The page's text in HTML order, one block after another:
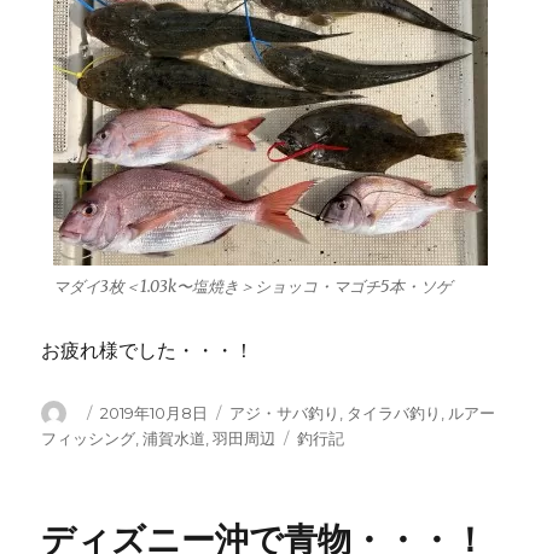
マダイ3枚＜1.03k〜塩焼き＞ショッコ・マゴチ5本・ソゲ
お疲れ様でした・・・！
投
稿
投
稿
2019年10月8日
カ
テ
アジ・サバ釣り , タイラバ釣り , ルアー
フィッシング,浦賀水道,羽田周辺
タ
釣行記
ディズニー沖で青物・・・！